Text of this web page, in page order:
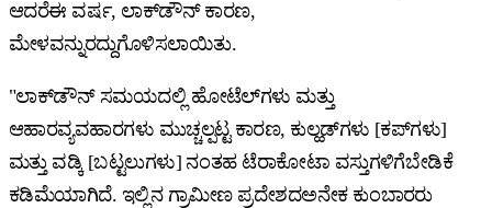
ಆದರೆಈ ವರ್ಷ, ಲಾಕ್‌ಡೌನ್ ಕಾರಣ,
ಮೇಳವನ್ನುರದ್ದುಗೊಳಿಸಲಾಯಿತು.
"ಲಾಕ್‌ಡೌನ್ ಸಮಯದಲ್ಲಿ ಹೋಟೆಲ್‌ಗಳು ಮತ್ತು
ಆಹಾರವ್ಯವಹಾರಗಳು ಮುಚ್ಚಲ್ಪಟ್ಟ ಕಾರಣ, ಕುಲ್ಹಡ್‌ಗಳು [ಕಪ್‌ಗಳು]
ಮತ್ತು ವಡ್ಕಿ [ಬಟ್ಟಲುಗಳು] ನಂತಹ ಟೆರಾಕೋಟಾ ವಸ್ತುಗಳಿಗೆಬೇಡಿಕೆ
ಕಡಿಮೆಯಾಗಿದೆ. ಇಲ್ಲಿನ ಗ್ರಾಮೀಣ ಪ್ರದೇಶದಅನೇಕ ಕುಂಬಾರರು